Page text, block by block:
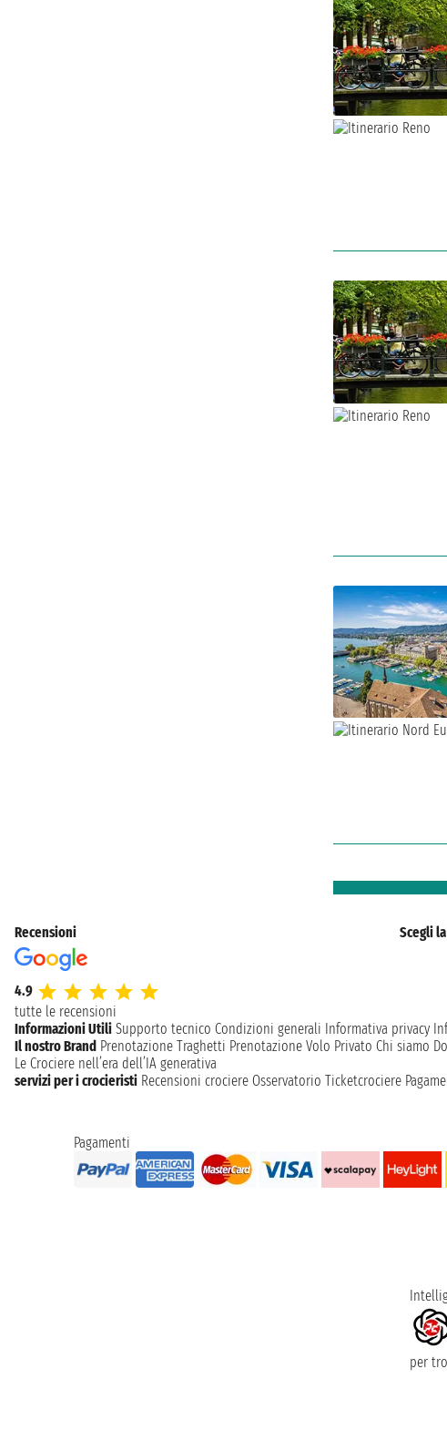
Recensioni
4.9
tutte le recensioni
Scegli
Informazioni Utili Supporto tecnico Condizioni generali Informativa privacy
Il nostro Brand Prenotazione Traghetti Prenotazione Volo Privato Chi siamo
Le Crociere nell’era dell’IA generativa
servizi per i crocieristi Recensioni crociere Osservatorio Ticketcrociere
Pagamenti
per